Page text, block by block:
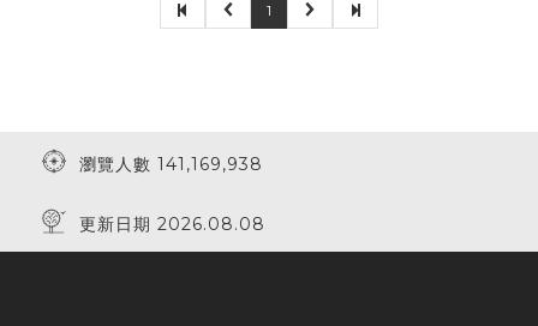
1
瀏覽人數 141,169,938
更新日期 2026.08.08